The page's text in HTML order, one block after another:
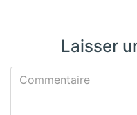
Laisser
Commentaire